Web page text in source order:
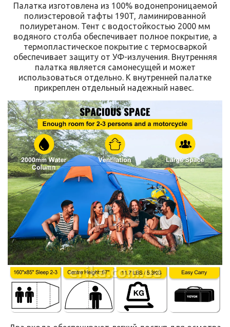
Палатка изготовлена ​​из 100% водонепроницаемой
полиэстеровой тафты 190T, ламинированной
полиуретаном. Тент с водостойкостью 2000 мм
водяного столба обеспечивает полное покрытие, а
термопластическое покрытие с термосваркой
обеспечивает защиту от УФ-излучения. Внутренняя
палатка является самонесущей и может
использоваться отдельно. К внутренней палатке
прикреплен отдельный надежный навес.
erika.com.ua